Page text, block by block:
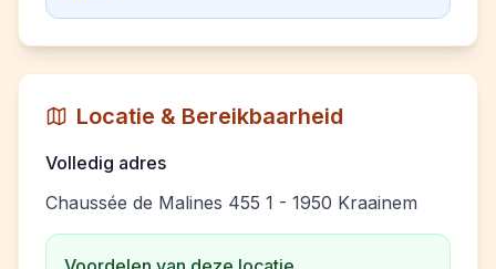
Locatie & Bereikbaarheid
Volledig adres
Chaussée de Malines 455 1 - 1950 Kraainem